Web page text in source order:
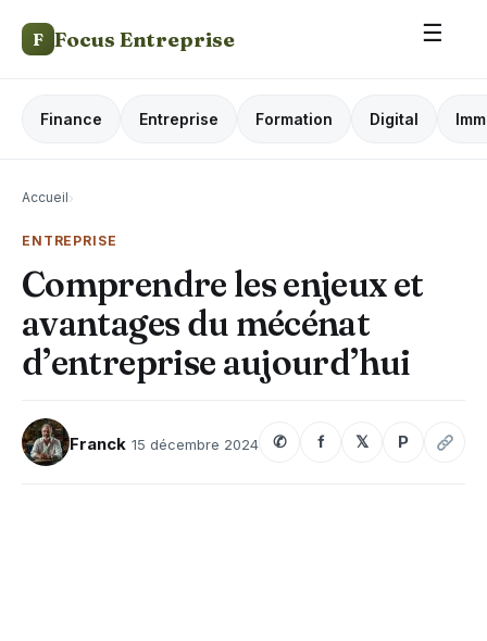
F Focus Entreprise ☰
Finance Entreprise Formation Digital
Accueil›
ENTREPRISE
Comprendre les enjeux et
avantages du mécénat
d’entreprise aujourd’hui
Franck 15 décembre 2024 ✆ f 𝕏 P